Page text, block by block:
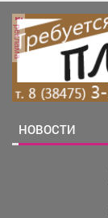
реклама
НОВОСТИ